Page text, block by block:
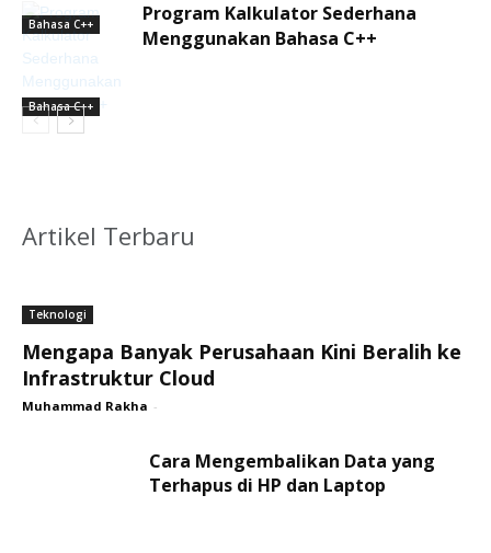
Bahasa C++
Bahasa C++
Program Kalkulator Sederhana
Menggunakan Bahasa C++
Artikel Terbaru
Teknologi
Mengapa Banyak Perusahaan Kini Beralih ke
Infrastruktur Cloud
Muhammad Rakha -
Cara Mengembalikan Data yang
Terhapus di HP dan Laptop